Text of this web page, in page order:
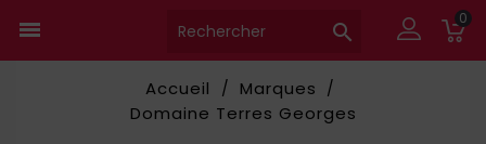
 
0
Accueil
Marques
Domaine Terres Georges